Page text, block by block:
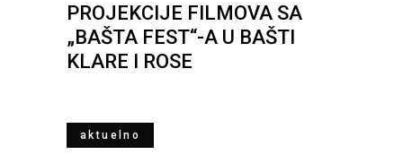
PROJEKCIJE FILMOVA SA
„BAŠTA FEST“-A U BAŠTI
KLARE I ROSE
aktuelno